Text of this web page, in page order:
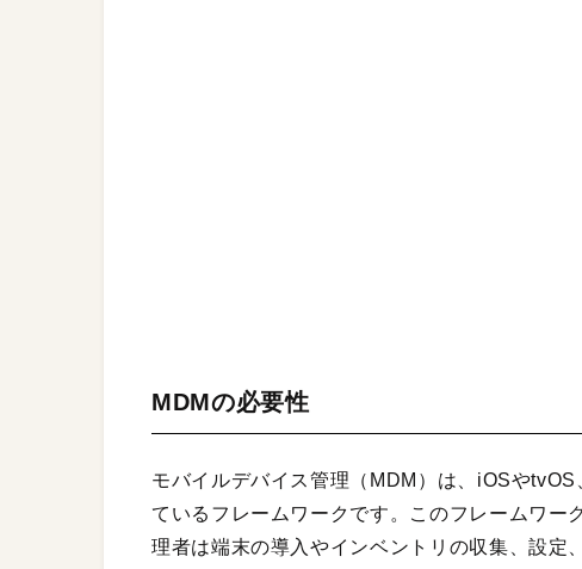
MDMの必要性
モバイルデバイス管理（MDM）は、iOSや
ているフレームワークです。このフレームワー
理者は端末の導入やインベントリの収集、設定